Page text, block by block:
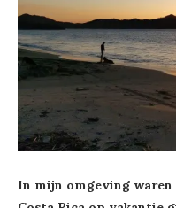
In mijn omgeving